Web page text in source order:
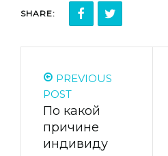
SHARE:
PREVIOUS
POST
По какой
причине
индивиду